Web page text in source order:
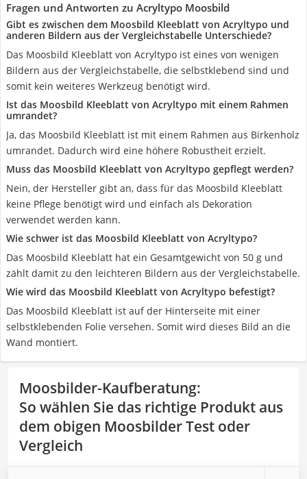
Fragen und Antworten zu Acryltypo Moosbild
Gibt es zwischen dem Moosbild Kleeblatt von Acryltypo und
anderen Bildern aus der Vergleichstabelle Unterschiede?
Das Moosbild Kleeblatt von Acryltypo ist eines von wenigen
Bildern aus der Vergleichstabelle, die selbstklebend sind und
somit kein weiteres Werkzeug benötigt wird.
Ist das Moosbild Kleeblatt von Acryltypo mit einem Rahmen
umrandet?
Ja, das Moosbild Kleeblatt ist mit einem Rahmen aus Birkenholz
umrandet. Dadurch wird eine höhere Robustheit erzielt.
Muss das Moosbild Kleeblatt von Acryltypo gepflegt werden?
Nein, der Hersteller gibt an, dass für das Moosbild Kleeblatt
keine Pflege benötigt wird und einfach als Dekoration
verwendet werden kann.
Wie schwer ist das Moosbild Kleeblatt von Acryltypo?
Das Moosbild Kleeblatt hat ein Gesamtgewicht von 50 g und
zählt damit zu den leichteren Bildern aus der Vergleichstabelle.
Wie wird das Moosbild Kleeblatt von Acryltypo befestigt?
Das Moosbild Kleeblatt ist auf der Hinterseite mit einer
selbstklebenden Folie versehen. Somit wird dieses Bild an die
Wand montiert.
Moosbilder-Kaufberatung:
So wählen Sie das richtige Produkt aus
dem obigen Moosbilder Test oder
Vergleich